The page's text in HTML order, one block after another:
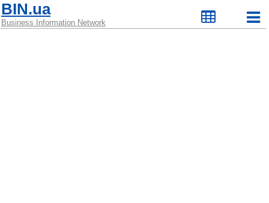
BIN.ua
Business Information Network